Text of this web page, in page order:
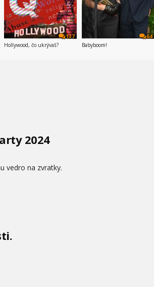
137
Hollywood, čo ukrývaš?
64
Babyboom!
2024
vedro na zvratky.